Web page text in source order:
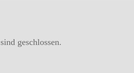
geschlossen.